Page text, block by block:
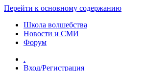
Перейти к основному содержанию
Школа волшебства
Новости и СМИ
Форум
.
Вход/Регистрация